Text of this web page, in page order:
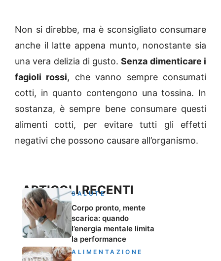
Non si direbbe, ma è sconsigliato consumare
anche il latte appena munto, nonostante sia
una vera delizia di gusto.Senza dimenticare i
fagioli rossi, che vanno sempre consumati
cotti, in quanto contengono una tossina. In
sostanza, è sempre bene consumare questi
alimenti cotti, per evitare tutti gli effetti
negativi che possono causare all’organismo.
ARTICOLI RECENTI
SALUTE
Corpo pronto, mente
scarica: quando
l’energia mentale limita
la performance
ALIMENTAZIONE